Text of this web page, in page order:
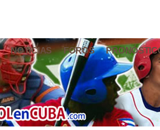
NOTICIAS FOROS